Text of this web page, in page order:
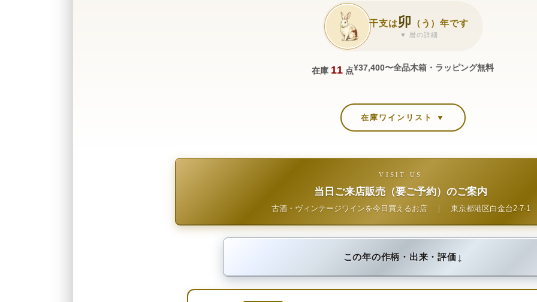
干支は卯 （う）年です
▼ 暦の詳細
在庫 11 点¥37,400〜全品木箱・ラッピング無料
在庫ワインリスト ▼
VISIT US
当日ご来店販売（要ご予約）のご案内
古酒・ヴィンテージワインを今日買えるお店｜ 東京都港区白金台2-7-1
この年の作柄・出来・評価↓